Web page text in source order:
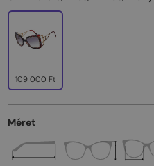
109 000 Ft
Méret